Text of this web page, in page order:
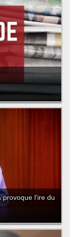
provoque l'ire du